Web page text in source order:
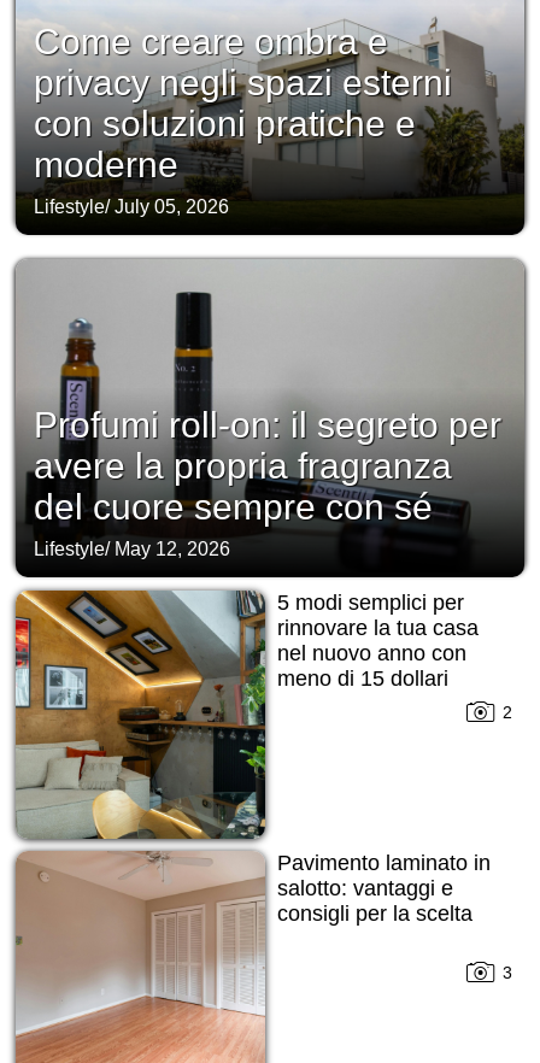
Come creare ombra e
privacy negli spazi esterni
con soluzioni pratiche e
moderne
Lifestyle/July 05, 2026
Profumi roll-on: il segreto per
avere la propria fragranza
del cuore sempre con sé
Lifestyle/ May 12, 2026
5 modi semplici per
rinnovare la tua casa
nel nuovo anno con
meno di 15 dollari
2
Pavimento laminato in
salotto: vantaggi e
consigli per la scelta
3